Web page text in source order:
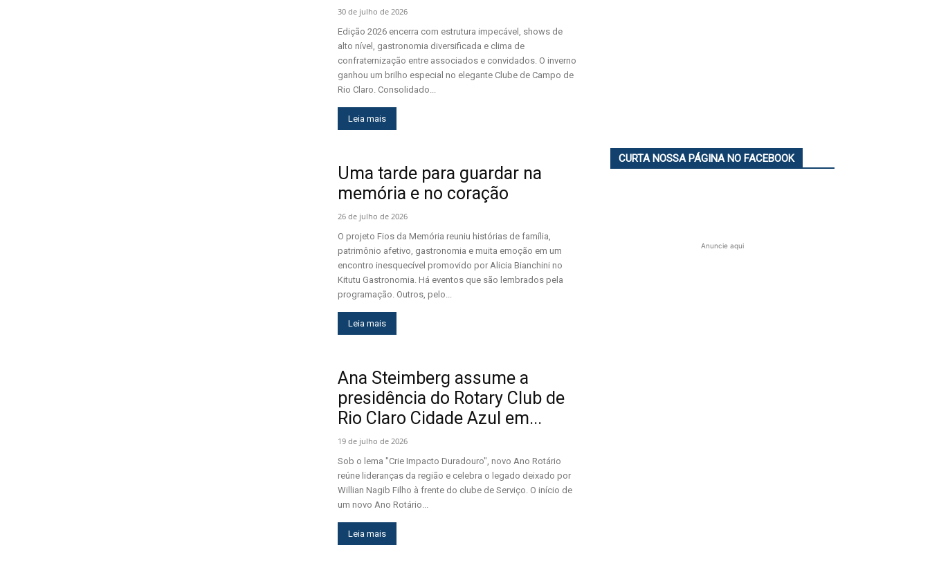
30 de julho de 2026
Edição 2026 encerra com estrutura impecável, shows de
alto nível, gastronomia diversificada e clima de
confraternização entre associados e convidados. O inverno
ganhou um brilho especial no elegante Clube de Campo de
Rio Claro. Consolidado...
Leia mais
Uma tarde para guardar na
memória e no coração
26 de julho de 2026
O projeto Fios da Memória reuniu histórias de família,
patrimônio afetivo, gastronomia e muita emoção em um
encontro inesquecível promovido por Alicia Bianchini no
Kitutu Gastronomia. Há eventos que são lembrados pela
programação. Outros, pelo...
Leia mais
Ana Steimberg assume a
presidência do Rotary Club de
Rio Claro Cidade Azul em...
19 de julho de 2026
Sob o lema "Crie Impacto Duradouro", novo Ano Rotário
reúne lideranças da região e celebra o legado deixado por
Willian Nagib Filho à frente do clube de Serviço. O início de
um novo Ano Rotário...
Leia mais
CURTA NOSSA PÁGINA NO FACEBOOK
Anuncie aqui